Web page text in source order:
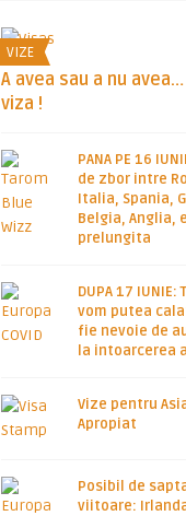
VIZE
A avea sau a nu
viza !
PANA PE 16
de zbor intre
Italia, Spania,
Belgia, Anglia,
prelungita
DUPA 17
vom putea
fie nevoie de
la intoarcerea
Vize pentru
Apropiat
Posibil de
viitoare: